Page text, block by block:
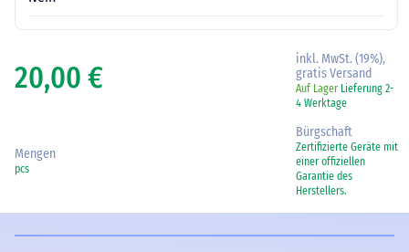
20,00 €
inkl. MwSt. (19%),
gratis Versand
Auf Lager Lieferung 2-
4 Werktage
Mengen
pcs
Bürgschaft
Zertifizierte Geräte mit
einer offiziellen
Garantie des
Herstellers.